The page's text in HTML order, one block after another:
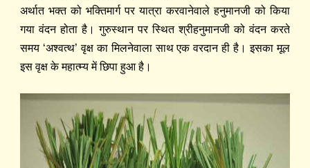
अर्थात भक्त को भक्तिमार्ग पर यात्रा करवानेवाले हनुमानजी को किया
गया वंदन होता है। गुरुस्थान पर स्थित श्रीहनुमानजी को वंदन करते
समय ‘अश्वत्थ’ वृक्ष का मिलनेवाला साथ एक वरदान ही है। इसका मूल
इस वृक्ष के महात्म्य में छिपा हुआ है।